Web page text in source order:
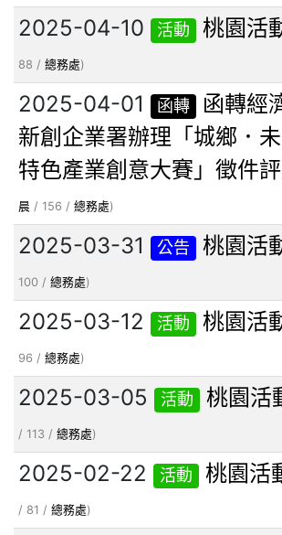
2025-04-10 活動 桃園活
88 / 總務處)
2025-04-01 函轉
函轉經
新創企業署辦理「城鄉．
特色產業創意大賽」徵件
晨 / 156 / 總務處)
2025-03-31 公告 桃園活
100 / 總務處)
2025-03-12 活動 桃園活
96 / 總務處)
2025-03-05 活動 桃園活
/ 113 / 總務處)
2025-02-22 活動 桃園活
/ 81 / 總務處)